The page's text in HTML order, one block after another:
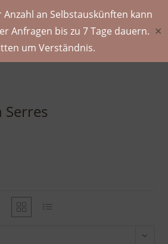
an Selbstauskünften kann
Anfragen bis zu 7 Tage dauern.
um Verständnis.
✕